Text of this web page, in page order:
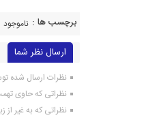
برچسب ها : ناموجود
ارسال نظر شما
نظرات ارسال شده
نظراتی که حاوی
نظراتی که به غیر